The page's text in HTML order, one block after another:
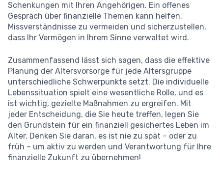
Schenkungen mit Ihren Angehörigen. Ein offenes
Gespräch über finanzielle Themen kann helfen,
Missverständnisse zu vermeiden und sicherzustellen,
dass Ihr Vermögen in Ihrem Sinne verwaltet wird.
Zusammenfassend lässt sich sagen, dass die effektive
Planung der Altersvorsorge für jede Altersgruppe
unterschiedliche Schwerpunkte setzt. Die individuelle
Lebenssituation spielt eine wesentliche Rolle, und es
ist wichtig, gezielte Maßnahmen zu ergreifen. Mit
jeder Entscheidung, die Sie heute treffen, legen Sie
den Grundstein für ein finanziell gesichertes Leben im
Alter. Denken Sie daran, es ist nie zu spät – oder zu
früh – um aktiv zu werden und Verantwortung für Ihre
finanzielle Zukunft zu übernehmen!